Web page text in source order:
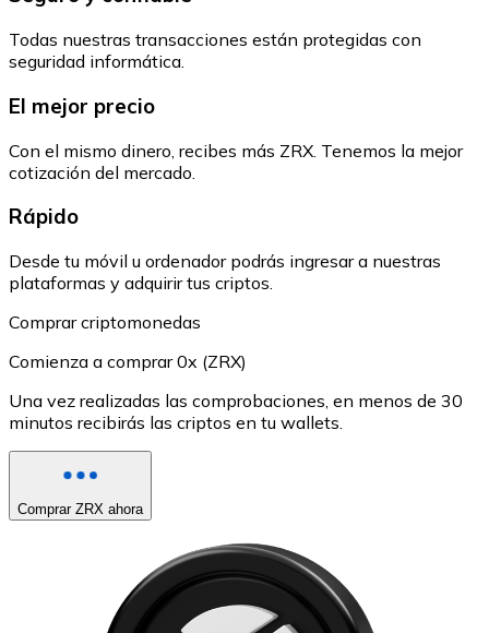
Todas nuestras transacciones están protegidas con
seguridad informática.
El mejor precio
Con el mismo dinero, recibes más ZRX. Tenemos la mejor
cotización del mercado.
Rápido
Desde tu móvil u ordenador podrás ingresar a nuestras
plataformas y adquirir tus criptos.
Comprar criptomonedas
Comienza a comprar 0x (ZRX)
Una vez realizadas las comprobaciones, en menos de 30
minutos recibirás las criptos en tu wallets.
Comprar ZRX ahora